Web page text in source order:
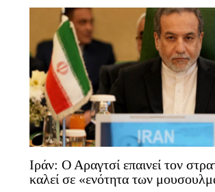
Ιράν: Ο Αραγτσί επαινεί τον
καλεί σε «ενότητα των